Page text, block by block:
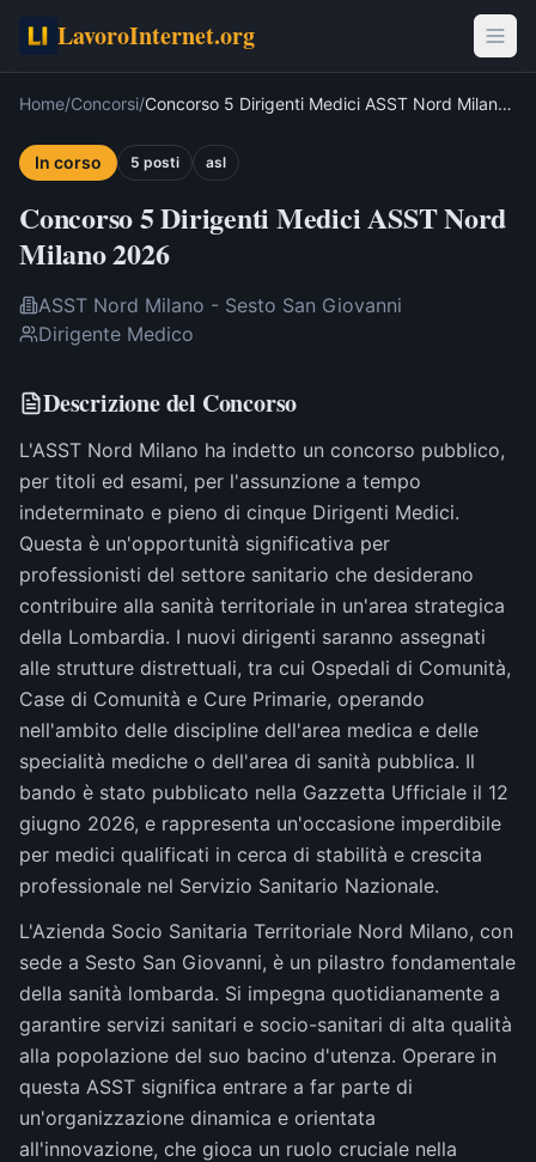
LavoroInternet.org
Home/Concorsi/Concorso 5 Dirigenti Medici ASST Nord Milano
In corso
5 posti asl
Concorso 5 Dirigenti Medici ASST Nord
Milano 2026
ASST Nord Milano - Sesto San Giovanni
Dirigente Medico
Descrizione del Concorso
L'ASST Nord Milano ha indetto un concorso pubblico,
per titoli ed esami, per l'assunzione a tempo
indeterminato e pieno di cinque Dirigenti Medici.
Questa è un'opportunità significativa per
professionisti del settore sanitario che desiderano
contribuire alla sanità territoriale in un'area strategica
della Lombardia. I nuovi dirigenti saranno assegnati
alle strutture distrettuali, tra cui Ospedali di Comunità,
Case di Comunità e Cure Primarie, operando
nell'ambito delle discipline dell'area medica e delle
specialità mediche o dell'area di sanità pubblica. Il
bando è stato pubblicato nella Gazzetta Ufficiale il 12
giugno 2026, e rappresenta un'occasione imperdibile
per medici qualificati in cerca di stabilità e crescita
professionale nel Servizio Sanitario Nazionale.
L'Azienda Socio Sanitaria Territoriale Nord Milano, con
sede a Sesto San Giovanni, è un pilastro fondamentale
della sanità lombarda. Si impegna quotidianamente a
garantire servizi sanitari e socio-sanitari di alta qualità
alla popolazione del suo bacino d'utenza. Operare in
questa ASST significa entrare a far parte di
un'organizzazione dinamica e orientata
all'innovazione, che gioca un ruolo cruciale nella